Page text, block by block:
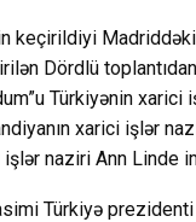
keçirildiyi
Dördlü
Türkiyənin
xarici işlər
naziri Ann Linde
Türkiyə